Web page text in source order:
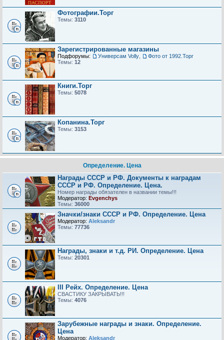
Фотографии.Торг
Темы: 3110
Зарегистрированные магазины
Подфорумы: Универсам Volly
Фото от 1992.Торг
Темы: 12
Книги.Торг
Темы: 5078
Копанина.Торг
Темы: 3153
Определение. Цена
Награды СССР и РФ. Документы к наградам
СССР и РФ. Определение. Цена.
Номер награды обязателен в названии темы!!!
Модератор: Evgenchys
Темы: 36000
Значки/знаки СССР и РФ. Определение. Цена
Модератор: Aleksandr
Темы: 77736
Награды, знаки и т.д. РИ. Определение. Цена
Темы: 20301
III Рейх. Определение. Цена
СВАСТИКУ ЗАКРЫВАТЬ!!!
Темы: 4076
Зарубежные награды и знаки. Определение.
Цена
Модератор: Aleksandr